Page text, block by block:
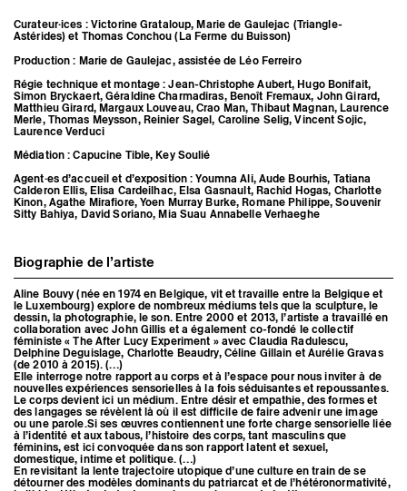
Curateur·ices : Victorine Grataloup, Marie de Gaulejac (Triangle-
Astérides) et Thomas Conchou (La Ferme du Buisson)
Production : Marie de Gaulejac, assistée de Léo Ferreiro
Régie technique et montage : Jean-Christophe Aubert, Hugo Bonifait,
Simon Bryckaert, Géraldine Charmadiras, Benoît Fremaux, John Girard,
Matthieu Girard, Margaux Louveau, Crao Man, Thibaut Magnan, Laurence
Merle, Thomas Meysson, Reinier Sagel, Caroline Selig, Vincent Sojic,
Laurence Verduci
Médiation : Capucine Tible, Key Soulié
Agent·es d’accueil et d’exposition : Youmna Ali, Aude Bourhis, Tatiana
Calderon Ellis, Elisa Cardeilhac, Elsa Gasnault, Rachid Hogas, Charlotte
Kinon, Agathe Mirafiore, Yoen Murray Burke, Romane Philippe, Souvenir
Sitty Bahiya, David Soriano, Mia Suau Annabelle Verhaeghe
Biographie de l’artiste
Aline Bouvy (née en 1974 en Belgique, vit et travaille entre la Belgique et
le Luxembourg) explore de nombreux médiums tels que la sculpture, le
dessin, la photographie, le son. Entre 2000 et 2013, l’artiste a travaillé en
collaboration avec John Gillis et a également co-fondé le collectif
féministe « The After Lucy Experiment » avec Claudia Radulescu,
Delphine Deguislage, Charlotte Beaudry, Céline Gillain et Aurélie Gravas
(de 2010 à 2015). (…)
Elle interroge notre rapport au corps et à l’espace pour nous inviter à de
nouvelles expériences sensorielles à la fois séduisantes et repoussantes.
Le corps devient ici un médium. Entre désir et empathie, des formes et
des langages se révèlent là où il est difficile de faire advenir une image
ou une parole.Si ses œuvres contiennent une forte charge sensorielle liée
à l’identité et aux tabous, l’histoire des corps, tant masculins que
féminins, est ici convoquée dans son rapport latent et sexuel,
domestique, intime et politique. (…)
En revisitant la lente trajectoire utopique d’une culture en train de se
détourner des modèles dominants du patriarcat et de l’hétéronormativité,